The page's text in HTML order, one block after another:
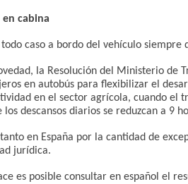
en cabina
caso a bordo del vehículo
la Resolución del Ministerio de
en autobús para flexibilizar el
en el sector agrícola, cuando el
descansos diarios se reduzcan a 9
en España por la cantidad de
jurídica.
es posible consultar en español el